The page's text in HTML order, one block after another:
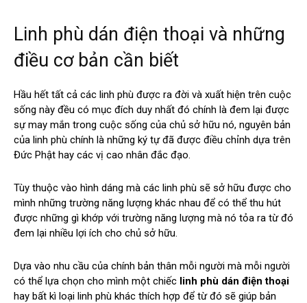
Linh phù dán điện thoại và những
điều cơ bản cần biết
Hầu hết tất cả các linh phù được ra đời và xuất hiện trên cuộc
sống này đều có mục đích duy nhất đó chính là đem lại được
sự may mắn trong cuộc sống của chủ sở hữu nó, nguyên bản
của linh phù chính là những ký tự đã được điều chỉnh dựa trên
Đức Phật hay các vị cao nhân đắc đạo.
Tùy thuộc vào hình dáng mà các linh phù sẽ sở hữu được cho
mình những trường năng lượng khác nhau để có thể thu hút
được những gì khớp với trường năng lượng mà nó tỏa ra từ đó
đem lại nhiều lợi ích cho chủ sở hữu.
Dựa vào nhu cầu của chính bản thân mỗi người mà mỗi người
có thể lựa chọn cho mình một chiếc linh phù dán điện thoại
hay bất kì loại linh phù khác thích hợp để từ đó sẽ giúp bản